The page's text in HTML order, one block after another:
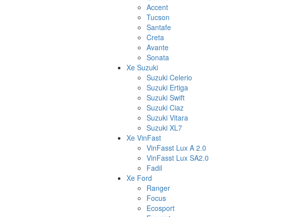
Accent
Tucson
Santafe
Creta
Avante
Sonata
Xe Suzuki
Suzuki Celerio
Suzuki Ertiga
Suzuki Swift
Suzuki Ciaz
Suzuki Vitara
Suzuki XL7
Xe VinFast
VinFasst Lux A 2.0
VinFasst Lux SA2.0
Fadil
Xe Ford
Ranger
Focus
Ecosport